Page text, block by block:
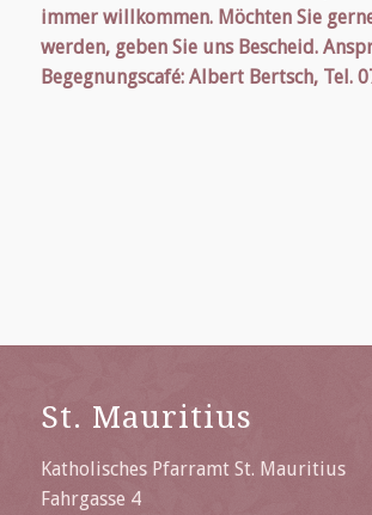
immer willkommen. Möchten Sie
werden, geben Sie uns Bescheid.
Begegnungscafé: Albert Bertsch, Tel.
St. Mauritius
Katholisches Pfarramt St. Mauritius
Fahrgasse 4